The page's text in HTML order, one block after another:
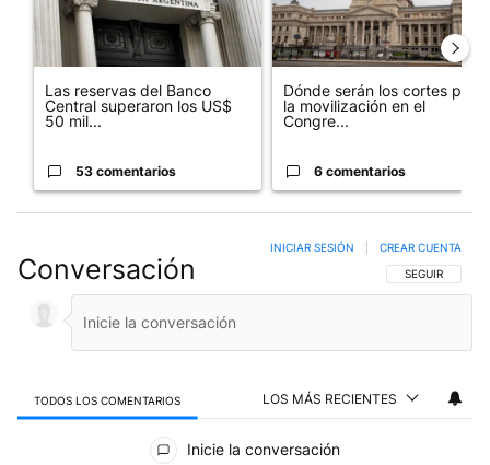
Las reservas del Banco
Central superaron los US$
50 mil...
53 comentarios
Dónde serán los cortes por
la movilización en el
Congre...
6 comentarios
Conversación SIGA ESTA
SEGUIR
INICIAR SESIÓN CREAR CUENTA
TODOS LOS COMENTARIOS LOS MÁS RECIENTES
Inicie la conversación